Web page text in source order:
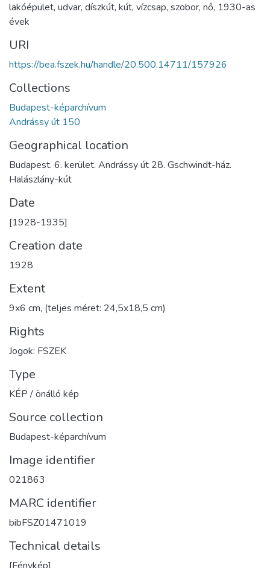
lakóépület, udvar, díszkút, kút, vízcsap, szobor, nő, 1930-as
évek
URI
https://bea.fszek.hu/handle/20.500.14711/157926
Collections
Budapest-képarchívum
Andrássy út 150
Geographical location
Budapest. 6. kerület. Andrássy út 28. Gschwindt-ház.
Halászlány-kút
Date
[1928-1935]
Creation date
1928
Extent
9x6 cm, (teljes méret: 24,5x18,5 cm)
Rights
Jogok: FSZEK
Type
KÉP / önálló kép
Source collection
Budapest-képarchívum
Image identifier
021863
MARC identifier
bibFSZ01471019
Technical details